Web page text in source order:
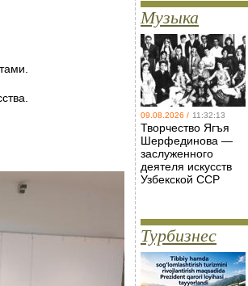
Музыка
09.08.2026 / 11:32:13
Творчество Ягъя
Шерфединова —
заслуженного
деятеля искусств
Узбекской ССР
Турбизнес